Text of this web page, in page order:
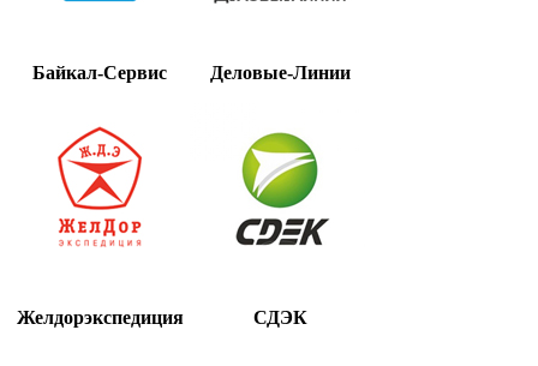
Байкал-Сервис Деловые-Линии
Желдорэкспедиция СДЭК